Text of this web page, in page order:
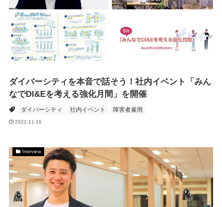
ダイバーシティを本音で話そう！社内イベント「みん
なでDI&Eを考える強化月間」を開催
ダイバーシティ 社内イベント 障害者雇用
2022.11.16
Interview